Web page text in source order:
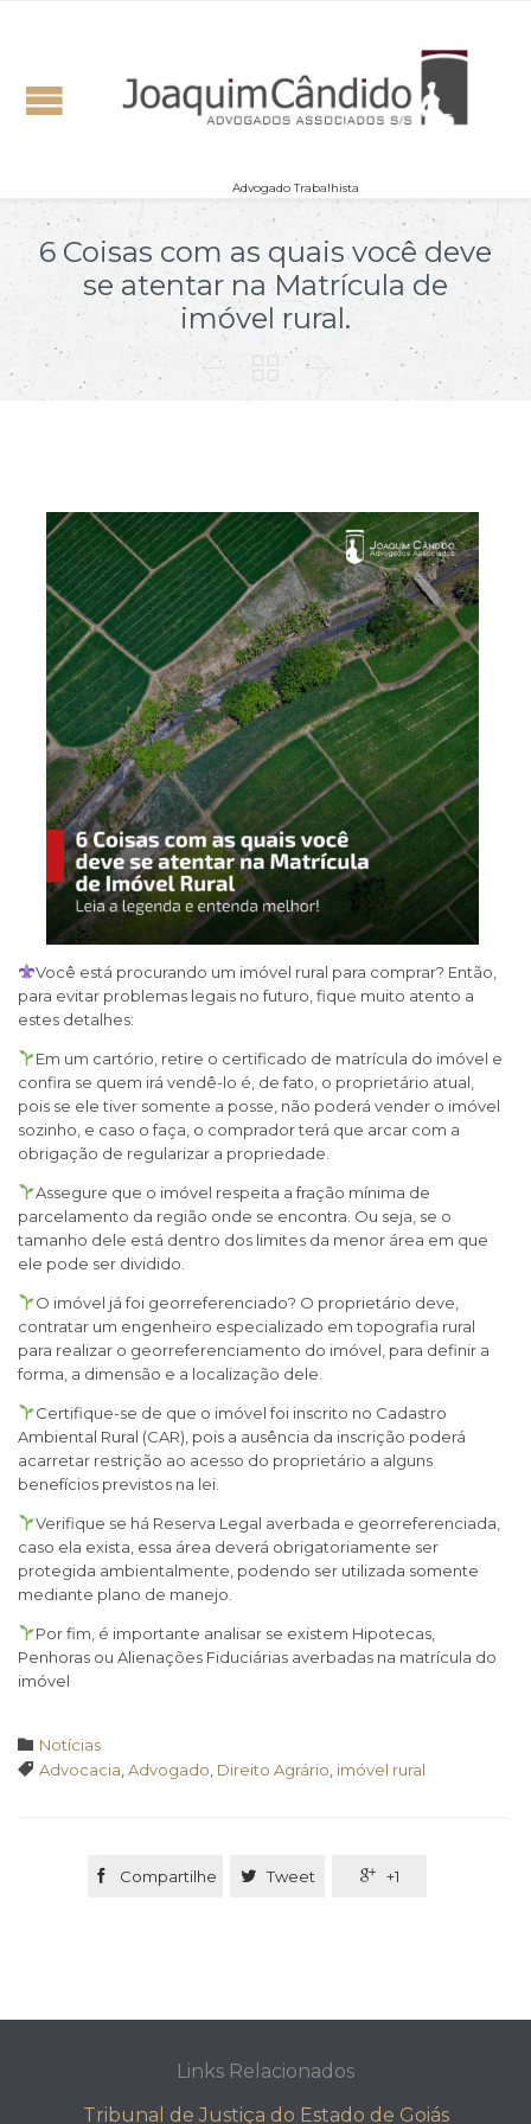
Advogado Trabalhista
6 Coisas com as quais você deve
se atentar na Matrícula de
imóvel rural.
 
Você está procurando um imóvel rural para comprar? Então,
para evitar problemas legais no futuro, fique muito atento a
estes detalhes:
Em um cartório, retire o certificado de matrícula do imóvel e
confira se quem irá vendê-lo é, de fato, o proprietário atual,
pois se ele tiver somente a posse, não poderá vender o imóvel
sozinho, e caso o faça, o comprador terá que arcar com a
obrigação de regularizar a propriedade.
Assegure que o imóvel respeita a fração mínima de
parcelamento da região onde se encontra. Ou seja, se o
tamanho dele está dentro dos limites da menor área em que
ele pode ser dividido.
O imóvel já foi georreferenciado? O proprietário deve,
contratar um engenheiro especializado em topografia rural
para realizar o georreferenciamento do imóvel, para definir a
forma, a dimensão e a localização dele.
Certifique-se de que o imóvel foi inscrito no Cadastro
Ambiental Rural (CAR), pois a ausência da inscrição poderá
acarretar restrição ao acesso do proprietário a alguns
benefícios previstos na lei.
Verifique se há Reserva Legal averbada e georreferenciada,
caso ela exista, essa área deverá obrigatoriamente ser
protegida ambientalmente, podendo ser utilizada somente
mediante plano de manejo.
Por fim, é importante analisar se existem Hipotecas,
Penhoras ou Alienações Fiduciárias averbadas na matrícula do
imóvel
 Category
Notícias
 Tags
Advocacia Advogado Direito Agrário imóvel rural
 Compartilhe  Tweet  +1
Links Relacionados
Tribunal de Justiça do Estado de Goiás